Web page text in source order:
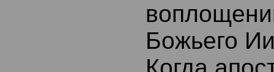
Божьего